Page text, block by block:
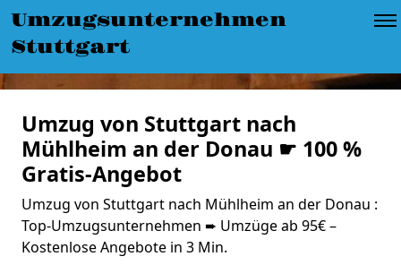
Umzugsunternehmen
Stuttgart
Umzug von Stuttgart nach
Mühlheim an der Donau ☛ 100 %
Gratis-Angebot
Umzug von Stuttgart nach Mühlheim an der Donau :
Top-Umzugsunternehmen ➨ Umzüge ab 95€ –
Kostenlose Angebote in 3 Min.